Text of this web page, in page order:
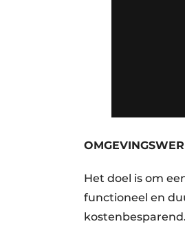
Het doel is om
functioneel en
kostenbesparend.